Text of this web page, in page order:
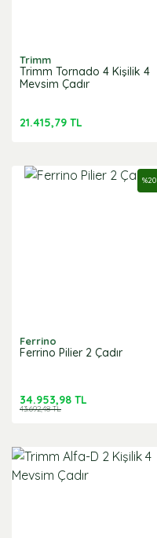
Trimm
Trimm Tornado 4 Kişilik 4
Mevsim Çadır
21.415,79 TL
Ferrino
Ferrino Pilier 2 Çadır
%20
34.953,98 TL
43.692,48 TL